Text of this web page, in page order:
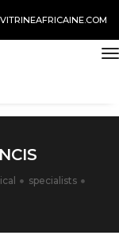
specialists